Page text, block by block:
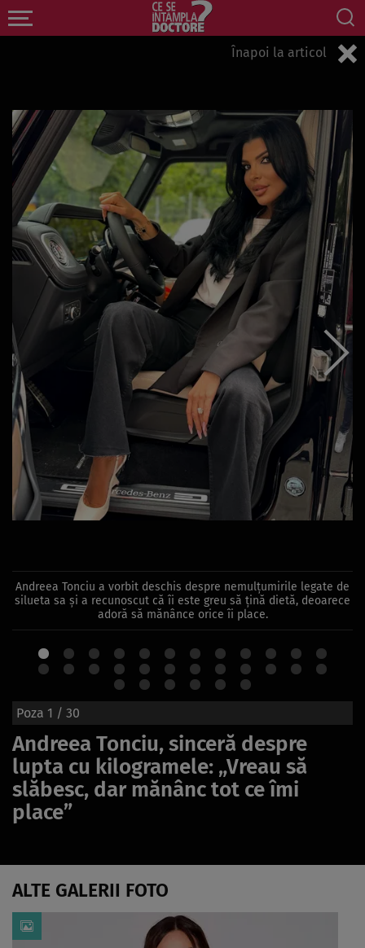
Înapoi la articol
Andreea Tonciu a vorbit deschis despre nemulțumirile legate de
silueta sa și a recunoscut că îi este greu să țină dietă, deoarece
adoră să mănânce orice îi place.
Poza 1 / 30
Andreea Tonciu, sinceră despre
lupta cu kilogramele: „Vreau să
slăbesc, dar mănânc tot ce îmi
place”
ALTE GALERII FOTO